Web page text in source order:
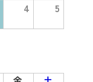
4 5